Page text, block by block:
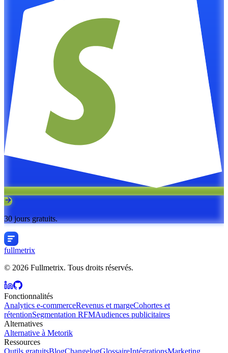
30 jours gratuits.
fullmetrix
© 2026 Fullmetrix. Tous droits réservés.
Fonctionnalités
Analytics e-commerceRevenus et margeCohortes et
rétentionSegmentation RFMAudiences publicitaires
Alternatives
Alternative à Metorik
Ressources
Outils gratuitsBlogChangelogGlossaireIntégrationsMarketing